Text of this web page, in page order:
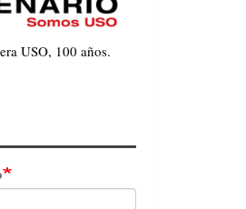
USO, 100 años.